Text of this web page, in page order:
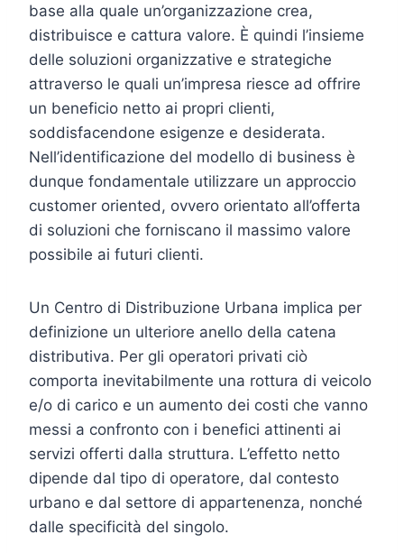
base alla quale un’organizzazione crea,
distribuisce e cattura valore. È quindi l’insieme
delle soluzioni organizzative e strategiche
attraverso le quali un’impresa riesce ad offrire
un beneficio netto ai propri clienti,
soddisfacendone esigenze e desiderata.
Nell’identificazione del modello di business è
dunque fondamentale utilizzare un approccio
customer oriented, ovvero orientato all’offerta
di soluzioni che forniscano il massimo valore
possibile ai futuri clienti.
Un Centro di Distribuzione Urbana implica per
definizione un ulteriore anello della catena
distributiva. Per gli operatori privati ciò
comporta inevitabilmente una rottura di veicolo
e/o di carico e un aumento dei costi che vanno
messi a confronto con i benefici attinenti ai
servizi offerti dalla struttura. L’effetto netto
dipende dal tipo di operatore, dal contesto
urbano e dal settore di appartenenza, nonché
dalle specificità del singolo.